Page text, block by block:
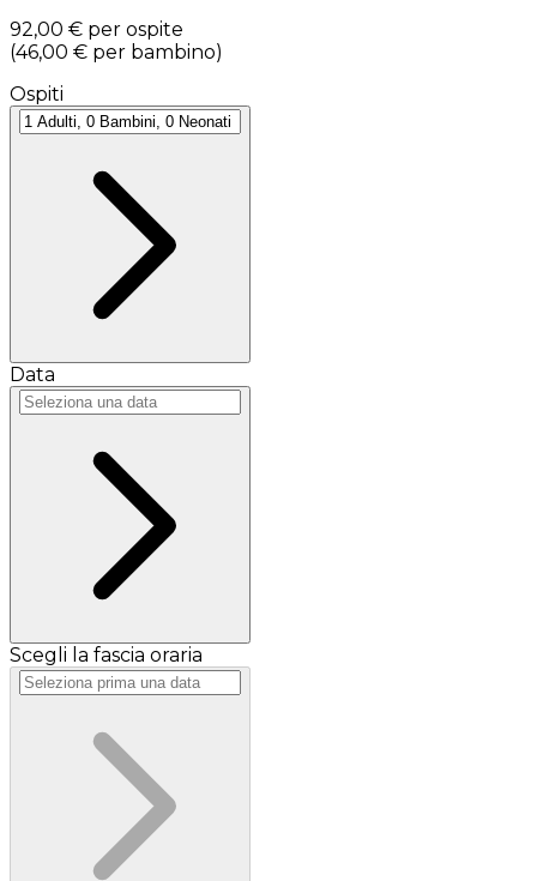
92,00 € per ospite
(46,00 € per bambino)
Ospiti
Data
Scegli la fascia oraria